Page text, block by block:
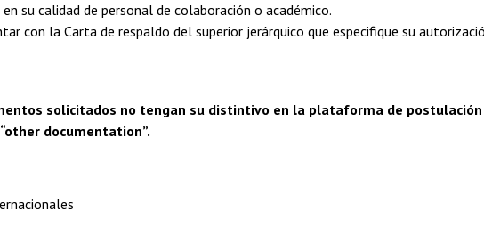
su calidad de personal de colaboración o académico.
con la Carta de respaldo del superior jerárquico que especifique su
solicitados no tengan su distintivo en la plataforma de postulación
documentation”.